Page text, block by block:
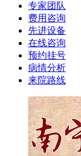
专家团队
费用咨询
先进设备
在线咨询
预约挂号
病情分析
来院路线